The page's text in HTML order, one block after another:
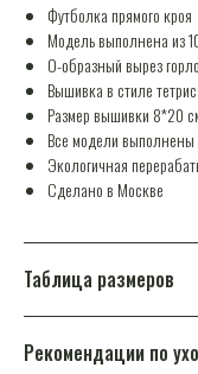
Футболка прямого кроя
Модель выполнена из
О-образный вырез
Вышивка в стиле
Размер вышивки 8*20
Все модели выполнены
Экологичная
Сделано в Москве
Таблица размеров
Рекомендации по